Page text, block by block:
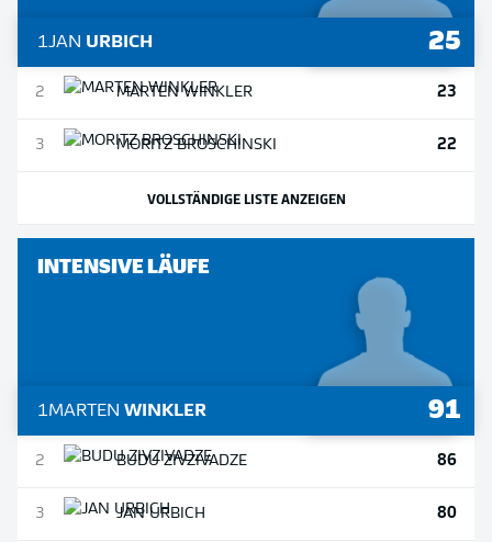
1JAN URBICH 25
2 MARTENWINKLER 23
3 MORITZBROSCHINSKI 22
VOLLSTÄNDIGE LISTE ANZEIGEN
INTENSIVE LÄUFE
1MARTEN WINKLER 91
2 BUDUZIVZIVADZE 86
3 JANURBICH 80